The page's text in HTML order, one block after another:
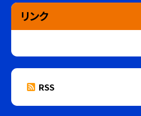
リンク
RSS